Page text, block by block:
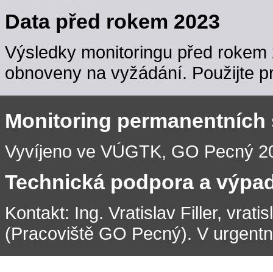
Data před rokem 2023
Výsledky monitoringu před
obnoveny na vyžádání. Použijte
Monitoring permanentních
Vyvíjeno ve VÚGTK, GO Pecný
Technická podpora a
Kontakt: Ing. Vratislav Filler,
(Pracoviště GO Pecný). V